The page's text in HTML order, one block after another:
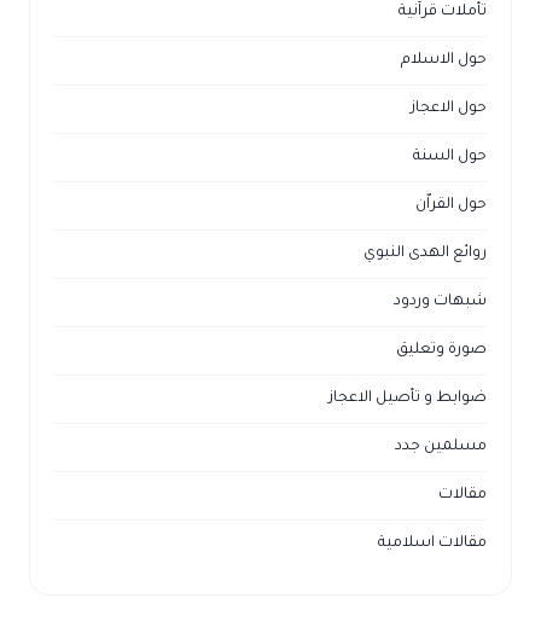
تأملات قرآنية
حول الاسلام
حول الاعجاز
حول السنة
حول القراّن
روائع الهدى النبوي
شبهات وردود
صورة وتعليق
ضوابط و تأصيل الاعجاز
مسلمين جدد
مقالات
مقالات اسلامية